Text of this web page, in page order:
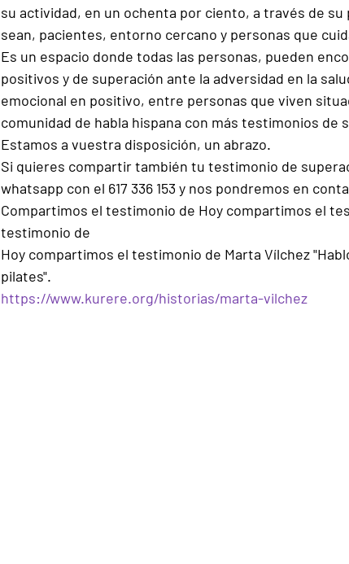
su actividad, en un ochenta por ciento, a través de
sean, pacientes, entorno cercano y personas que
Es un espacio donde todas las personas, pueden
positivos y de superación ante la adversidad en la
emocional en positivo, entre personas que viven
comunidad de habla hispana con más testimonios de
Estamos a vuestra disposición, un abrazo.
Si quieres compartir también tu testimonio de
whatsapp con el 617 336 153 y nos pondremos en
Compartimos el testimonio de Hoy compartimos el
testimonio de
Hoy compartimos el testimonio de Marta Vílchez
pilates".
https://www.kurere.org/historias/marta-vilchez